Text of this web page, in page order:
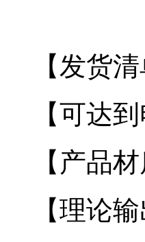
【发货
【可达
【产品
【理论